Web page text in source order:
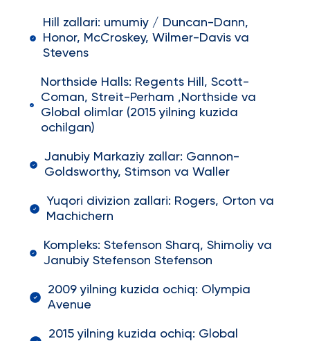
Hill zallari: umumiy / Duncan-Dann,
Honor, McCroskey, Wilmer-Davis va
Stevens
Northside Halls: Regents Hill, Scott-
Coman, Streit-Perham ,Northside va
Global olimlar (2015 yilning kuzida
ochilgan)
Janubiy Markaziy zallar: Gannon-
Goldsworthy, Stimson va Waller
Yuqori divizion zallari: Rogers, Orton va
Machichern
Kompleks: Stefenson Sharq, Shimoliy va
Janubiy Stefenson Stefenson
2009 yilning kuzida ochiq: Olympia
Avenue
2015 yilning kuzida ochiq: Global